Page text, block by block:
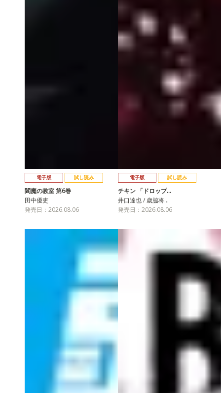
電子版 試し読み
閻魔の教室 第6巻
田中優吏
発売日：2026.08.06
電子版 試し読み
チキン 「ドロップ…
井口達也 / 歳脇将…
発売日：2026.08.06